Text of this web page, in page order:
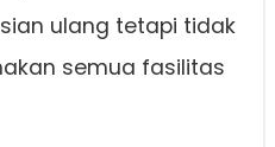
ulang tetapi tidak
semua fasilitas